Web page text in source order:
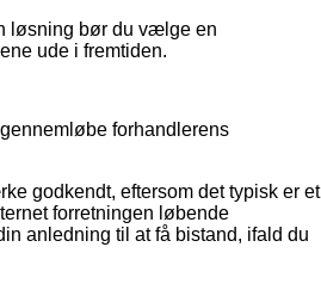
løsning bør du vælge en
ude i fremtiden.
forhandlerens
godkendt, eftersom det typisk er et
forretningen løbende
anledning til at få bistand, ifald du